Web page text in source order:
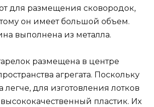
для размещения сковородок,
он имеет большой объем.
выполнена из металла.
размещена в центре
агрегата. Поскольку
легче, для изготовления лотков
пластик. Их